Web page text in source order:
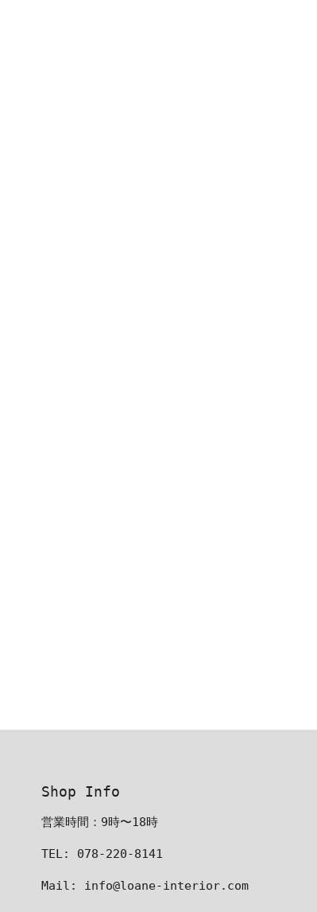
Shop Info
営業時間：9時〜18時
TEL: 078-220-8141
Mail: info@loane-interior.com